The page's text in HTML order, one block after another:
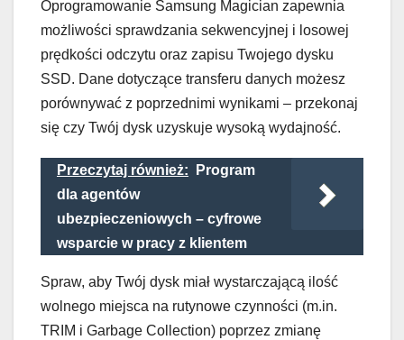
Oprogramowanie Samsung Magician zapewnia
możliwości sprawdzania sekwencyjnej i losowej
prędkości odczytu oraz zapisu Twojego dysku
SSD. Dane dotyczące transferu danych możesz
porównywać z poprzednimi wynikami – przekonaj
się czy Twój dysk uzyskuje wysoką wydajność.
Przeczytaj również:
Program
dla agentów
ubezpieczeniowych – cyfrowe
wsparcie w pracy z klientem
Spraw, aby Twój dysk miał wystarczającą ilość
wolnego miejsca na rutynowe czynności (m.in.
TRIM i Garbage Collection) poprzez zmianę